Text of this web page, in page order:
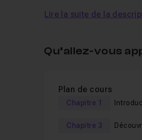
proposés parSketchfab
sources
Je vous invite à me laisser
Lire la suite de la
Qu’allez-vous
Plan de cours
Chapitre 1
Chapitre 3